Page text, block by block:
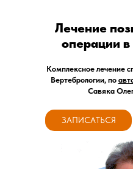
Комплексное лечение
Вертебрологии, по
Савяка
Лечение
операции
ЗАПИСАТЬСЯ